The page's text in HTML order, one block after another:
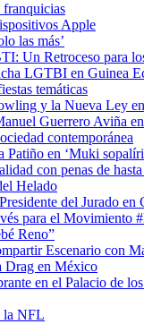
franquicias
Apple
las más’
Un Retroceso para
LGTBI en Guinea
temáticas
y la Nueva Ley
Guerrero Aviña
contemporánea
en ‘Muki
con penas de
Helado
del Jurado en
para el Movimiento
Reno”
Escenario con
Drag en México
en el Palacio de
la NFL